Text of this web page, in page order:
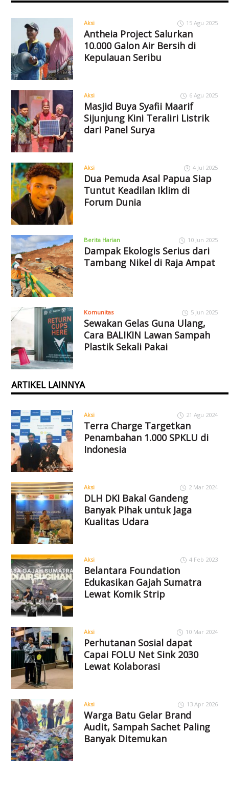
Aksi 15 Agu 2025
Antheia Project Salurkan
10.000 Galon Air Bersih di
Kepulauan Seribu
Aksi 6 Agu 2025
Masjid Buya Syafii Maarif
Sijunjung Kini Teraliri Listrik
dari Panel Surya
Aksi 4 Jul 2025
Dua Pemuda Asal Papua Siap
Tuntut Keadilan Iklim di
Forum Dunia
Berita Harian 10 Jun 2025
Dampak Ekologis Serius dari
Tambang Nikel di Raja Ampat
Komunitas 5 Jun 2025
Sewakan Gelas Guna Ulang,
Cara BALIKIN Lawan Sampah
Plastik Sekali Pakai
ARTIKEL LAINNYA
Aksi 21 Agu 2024
Terra Charge Targetkan
Penambahan 1.000 SPKLU di
Indonesia
Aksi 2 Mar 2024
DLH DKI Bakal Gandeng
Banyak Pihak untuk Jaga
Kualitas Udara
Aksi 4 Feb 2023
Belantara Foundation
Edukasikan Gajah Sumatra
Lewat Komik Strip
Aksi 10 Mar 2024
Perhutanan Sosial dapat
Capai FOLU Net Sink 2030
Lewat Kolaborasi
Aksi 13 Apr 2026
Warga Batu Gelar Brand
Audit, Sampah Sachet Paling
Banyak Ditemukan